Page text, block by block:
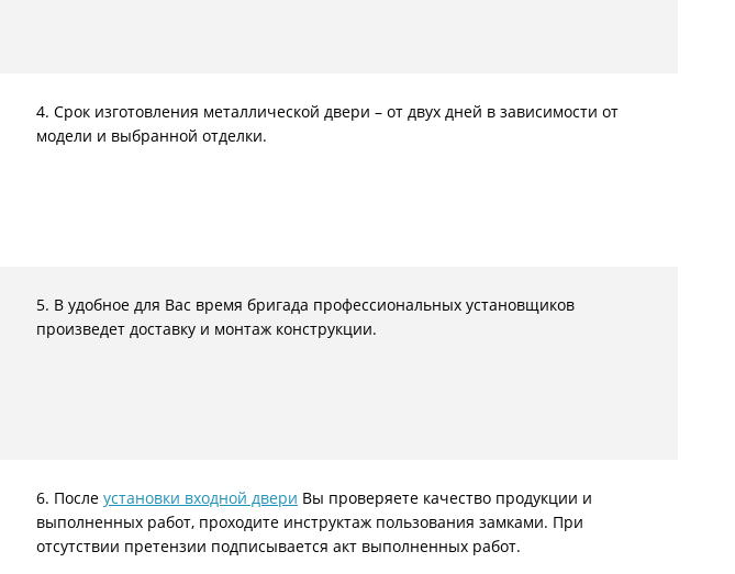
4. Срок изготовления металлической двери – от двух дней в зависимости от
модели и выбранной отделки.
5. В удобное для Вас время бригада профессиональных установщиков
произведет доставку и монтаж конструкции.
6. После установки входной двери Вы проверяете качество продукции и
выполненных работ, проходите инструктаж пользования замками. При
отсутствии претензии подписывается акт выполненных работ.